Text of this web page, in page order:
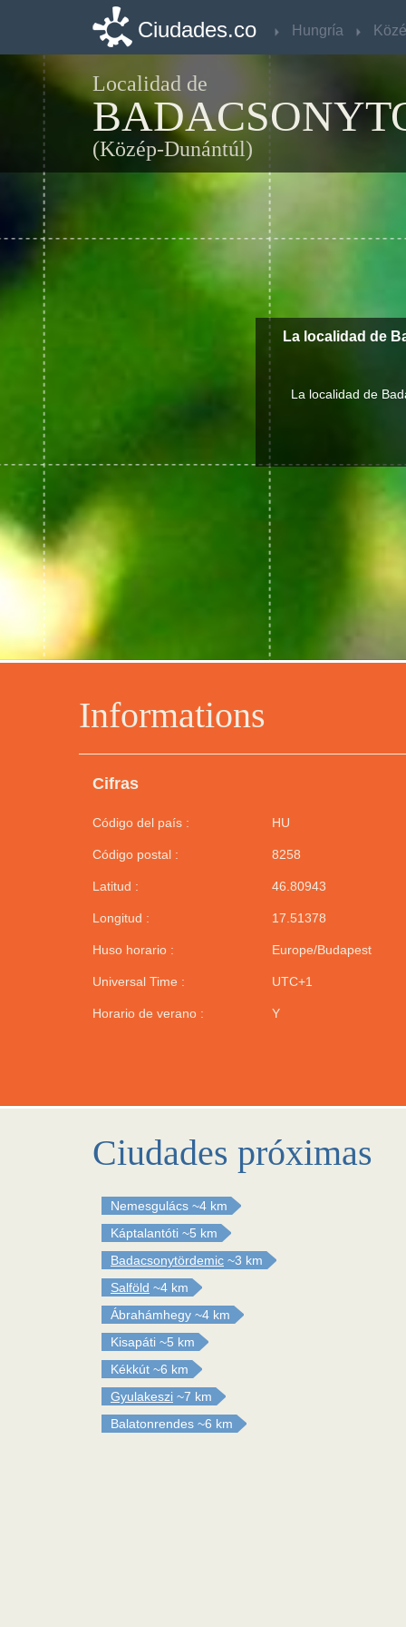
Ciudades.co Hungría
Localidad de
(Közép-Dunántúl)
Informations
Cifras
Código del país : HU
Código postal : 8258
Latitud : 46.80943
Longitud : 17.51378
Huso horario : Europe/Budapest
Universal Time : UTC+1
Horario de verano : Y
La localidad de
La localidad de
Ciudades próximas
Nemesgulács ~4 km
Káptalantóti ~5 km
Badacsonytördemic ~3 km
Salföld ~4 km
Ábrahámhegy ~4 km
Kisapáti ~5 km
Kékkút ~6 km
Gyulakeszi ~7 km
Balatonrendes ~6 km
Ciudades.co Hungría